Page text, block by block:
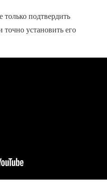
подтвердить
установить его